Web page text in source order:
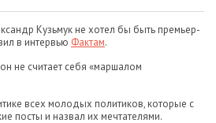
Кузьмук не хотел бы быть премьер-
в интервью Фактам.
не считает себя «маршалом
всех молодых политиков, которые с
посты и назвал их мечтателями.